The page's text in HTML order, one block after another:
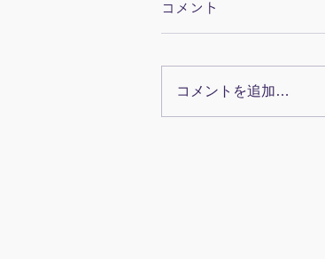
コメント
コメントを追加…